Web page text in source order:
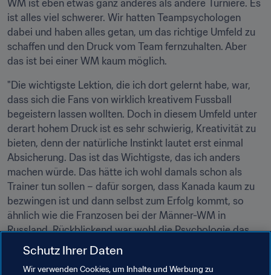
WM ist eben etwas ganz anderes als andere Turniere. Es
ist alles viel schwerer. Wir hatten Teampsychologen
dabei und haben alles getan, um das richtige Umfeld zu
schaffen und den Druck vom Team fernzuhalten. Aber
das ist bei einer WM kaum möglich.
"Die wichtigste Lektion, die ich dort gelernt habe, war,
dass sich die Fans von wirklich kreativem Fussball
begeistern lassen wollten. Doch in diesem Umfeld unter
derart hohem Druck ist es sehr schwierig, Kreativität zu
bieten, denn der natürliche Instinkt lautet erst einmal
Absicherung. Das ist das Wichtigste, das ich anders
machen würde. Das hätte ich wohl damals schon als
Trainer tun sollen – dafür sorgen, dass Kanada kaum zu
bezwingen ist und dann selbst zum Erfolg kommt, so
ähnlich wie die Franzosen bei der Männer-WM in
Russland. Rückblickend war wohl die Psychologie das
Problem."
Eine gewohnt offene Feststellung von einem
Schutz Ihrer Daten
Wir verwenden Cookies, um Inhalte und Werbung zu